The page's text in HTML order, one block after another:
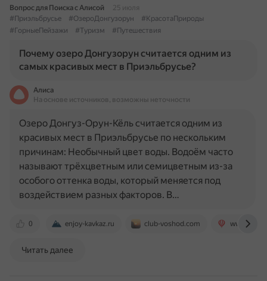
Вопрос для Поиска с Алисой
25 июля
#Приэльбрусье
#ОзероДонгузорун
#КрасотаПрироды
#ГорныеПейзажи
#Туризм #Путешествия
Почему озеро Донгузорун считается одним из
самых красивых мест в Приэльбрусье?
Алиса
На основе источников, возможны неточности
0 enjoy-kavkaz.ru club-voshod.com
Озеро Донгуз-Орун-Кёль считается одним из
красивых мест в Приэльбрусье по нескольким
причинам: Необычный цвет воды. Водоём часто
называют трёхцветным или семицветным из-за
особого оттенка воды, который меняется под
воздействием разных факторов. В…
Читать далее